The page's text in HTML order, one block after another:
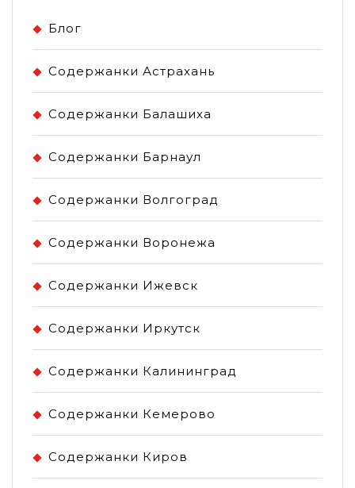
Блог
Содержанки Астрахань
Содержанки Балашиха
Содержанки Барнаул
Содержанки Волгоград
Содержанки Воронежа
Содержанки Ижевск
Содержанки Иркутск
Содержанки Калининград
Содержанки Кемерово
Содержанки Киров